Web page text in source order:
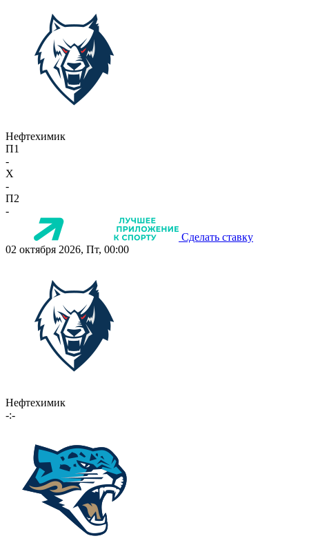
Нефтехимик
П1
-
X
-
П2
-
Сделать ставку
02 октября 2026, Пт, 00:00
Нефтехимик
-:-